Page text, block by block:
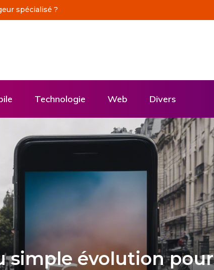
vidéo professionnelle
Technologie Web Divers
simple évolution pour